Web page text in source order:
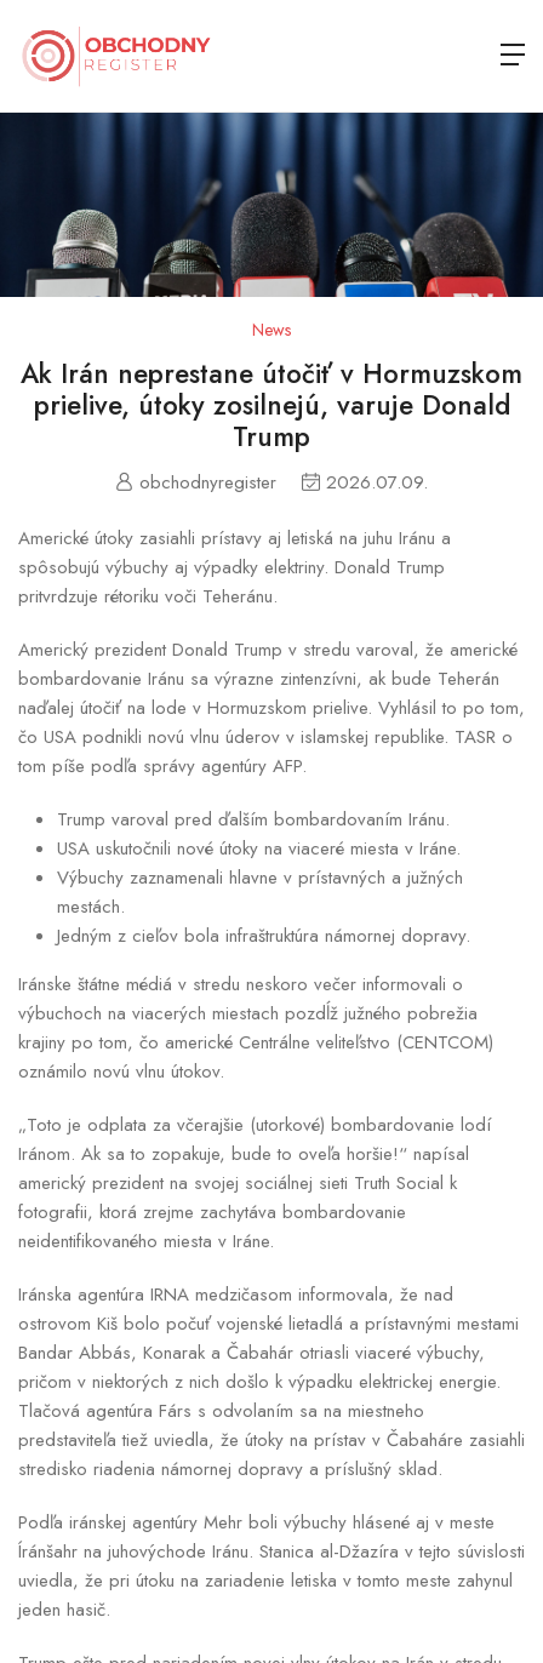
News
Ak Irán neprestane útočiť v Hormuzskom
prielive, útoky zosilnejú, varuje Donald
Trump
obchodnyregister 2026.07.09.
Americké útoky zasiahli prístavy aj letiská na juhu Iránu a
spôsobujú výbuchy aj výpadky elektriny. Donald Trump
pritvrdzuje rétoriku voči Teheránu.
Americký prezident Donald Trump v stredu varoval, že americké
bombardovanie Iránu sa výrazne zintenzívni, ak bude Teherán
naďalej útočiť na lode v Hormuzskom prielive. Vyhlásil to po tom,
čo USA podnikli novú vlnu úderov v islamskej republike. TASR o
tom píše podľa správy agentúry AFP.
Trump varoval pred ďalším bombardovaním Iránu.
USA uskutočnili nové útoky na viaceré miesta v Iráne.
Výbuchy zaznamenali hlavne v prístavných a južných
mestách.
Jedným z cieľov bola infraštruktúra námornej dopravy.
Iránske štátne médiá v stredu neskoro večer informovali o
výbuchoch na viacerých miestach pozdĺž južného pobrežia
krajiny po tom, čo americké Centrálne veliteľstvo (CENTCOM)
oznámilo novú vlnu útokov.
„Toto je odplata za včerajšie (utorkové) bombardovanie lodí
Iránom. Ak sa to zopakuje, bude to oveľa horšie!“ napísal
americký prezident na svojej sociálnej sieti Truth Social k
fotografii, ktorá zrejme zachytáva bombardovanie
neidentifikovaného miesta v Iráne.
Iránska agentúra IRNA medzičasom informovala, že nad
ostrovom Kiš bolo počuť vojenské lietadlá a prístavnými mestami
Bandar Abbás, Konarak a Čabahár otriasli viaceré výbuchy,
pričom v niektorých z nich došlo k výpadku elektrickej energie.
Tlačová agentúra Fárs s odvolaním sa na miestneho
predstaviteľa tiež uviedla, že útoky na prístav v Čabaháre zasiahli
stredisko riadenia námornej dopravy a príslušný sklad.
Podľa iránskej agentúry Mehr boli výbuchy hlásené aj v meste
Íránšahr na juhovýchode Iránu. Stanica al-Džazíra v tejto súvislosti
uviedla, že pri útoku na zariadenie letiska v tomto meste zahynul
jeden hasič.